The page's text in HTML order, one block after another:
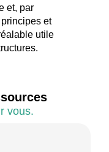
et, par
et
utile
vous.